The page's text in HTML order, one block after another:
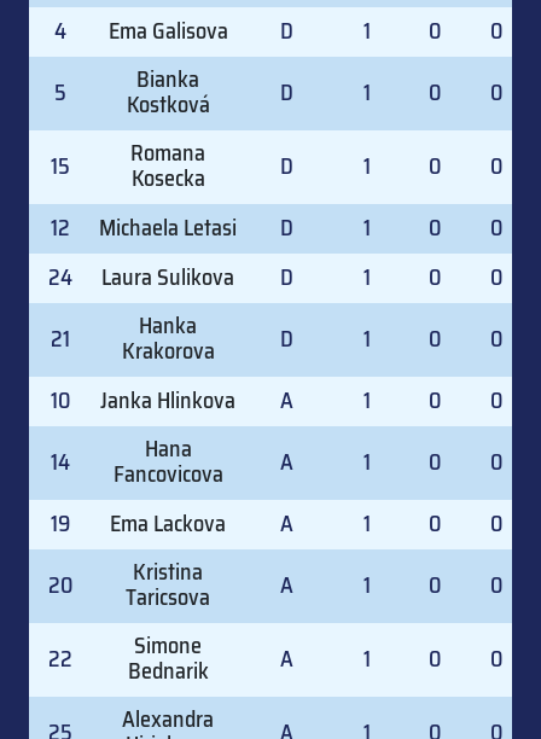
4
Ema Galisova D 1 0
0
5
Bianka
Kostková D 1 0 0
15 Romana
Kosecka D 1 0
0
12
Michaela Letasi D 1 0
0
24
Laura Sulikova D 1 0
0
21
Hanka
Krakorova D 1 0
0
10
Janka Hlinkova A 1 0
0
14
Hana
Fancovicova A 1 0
0
19
Ema Lackova A 1 0
0
20
Kristina
Taricsova A 1 0 0
22 Simone
Bednarik A 1 0 0
Alexandra